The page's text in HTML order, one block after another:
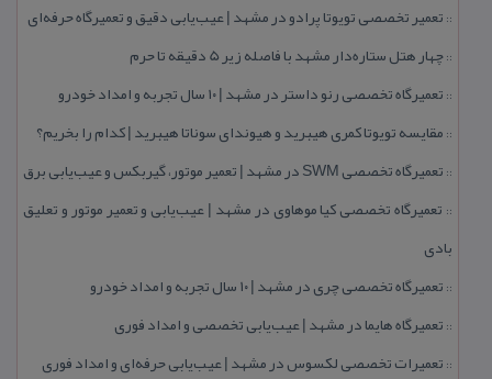
:: تعمیر تخصصی تویوتا پرادو در مشهد | عیب‌یابی دقیق و تعمیرگاه حرفه‌ای
::چهار هتل‌ ستاره‌دار مشهد با فاصله زیر 5 دقیقه تا حرم
:: تعمیرگاه تخصصی رنو داستر در مشهد | ۱۰ سال تجربه و امداد خودرو
:: مقایسه تویوتا كمری هیبرید و هیوندای سوناتا هیبرید | كدام را بخریم؟
:: تعمیرگاه تخصصی SWM در مشهد | تعمیر موتور، گیربكس و عیب‌یابی برق
:: تعمیرگاه تخصصی كیا موهاوی در مشهد | عیب‌یابی و تعمیر موتور و تعلیق
بادی
:: تعمیرگاه تخصصی چری در مشهد | ۱۰ سال تجربه و امداد خودرو
:: تعمیرگاه هایما در مشهد | عیب‌یابی تخصصی و امداد فوری
:: تعمیرات تخصصی لكسوس در مشهد | عیب‌یابی حرفه‌ای و امداد فوری